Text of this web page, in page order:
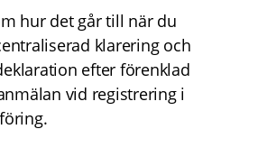
hur det går till när du
klarering och
efter förenklad
vid registrering i